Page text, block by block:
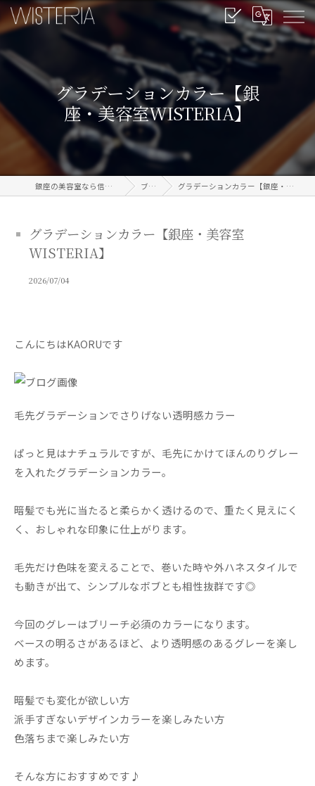
グラデーションカラー【銀
座・美容室WISTERIA】
銀座の美容室なら信頼のWISTERIA ブログ グラデーションカラー【銀座・美容室WISTERIA】
グラデーションカラー【銀座・美容室
WISTERIA】
2026/07/04
こんにちはKAORUです
毛先グラデーションでさりげない透明感カラー
ぱっと見はナチュラルですが、毛先にかけてほんのりグレー
を入れたグラデーションカラー。
暗髪でも光に当たると柔らかく透けるので、重たく見えにく
く、おしゃれな印象に仕上がります。
毛先だけ色味を変えることで、巻いた時や外ハネスタイルで
も動きが出て、シンプルなボブとも相性抜群です◎
今回のグレーはブリーチ必須のカラーになります。
ベースの明るさがあるほど、より透明感のあるグレーを楽し
めます。
暗髪でも変化が欲しい方
派手すぎないデザインカラーを楽しみたい方
色落ちまで楽しみたい方
そんな方におすすめです♪